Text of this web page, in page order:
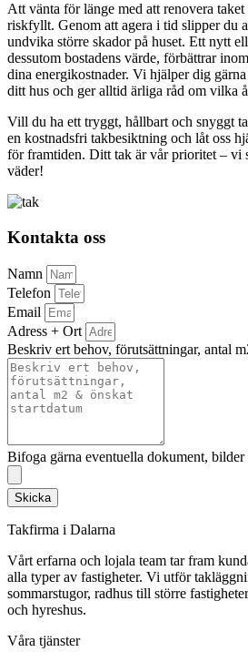
Att vänta för länge med att renovera
riskfyllt. Genom att agera i tid slipper du
undvika större skador på huset. Ett nytt
dessutom bostadens värde, förbättrar
dina energikostnader. Vi hjälper dig
ditt hus och ger alltid ärliga råd om vilka
Vill du ha ett tryggt, hållbart och snyggt
en kostnadsfri takbesiktning och låt oss
för framtiden. Ditt tak är vår prioritet – vi
väder!
Kontakta oss
Namn
Telefon
Email
Adress + Ort
Beskriv ert behov, förutsättningar, antal
Bifoga gärna eventuella dokument,
Skicka
Takfirma i Dalarna
Vårt erfarna och lojala team tar fram
alla typer av fastigheter. Vi utför
sommarstugor, radhus till större
och hyreshus.
Våra tjänster